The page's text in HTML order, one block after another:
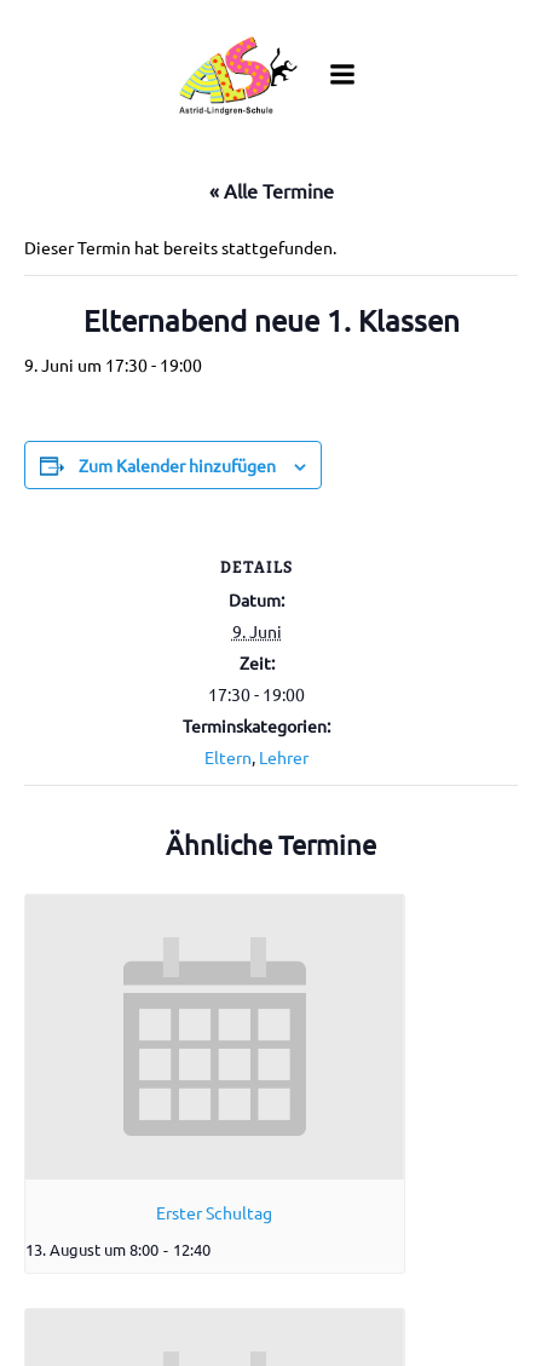
springen
« Alle Termine
Dieser Termin hat bereits stattgefunden.
Elternabend neue 1. Klassen
9. Juni um 17:30- 19:00
Zum Kalender hinzufügen
DETAILS
Datum:
9. Juni
Zeit:
17:30 - 19:00
Terminskategorien:
Eltern, Lehrer
Ähnliche Termine
Erster Schultag
13. August um 8:00 - 12:40